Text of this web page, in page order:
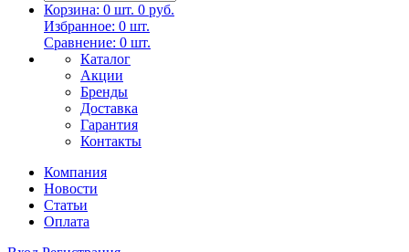
Корзина: 0 шт. 0 руб.
Избранное: 0 шт.
Сравнение: 0 шт.
Каталог
Акции
Бренды
Доставка
Гарантия
Контакты
Компания
Новости
Статьи
Оплата